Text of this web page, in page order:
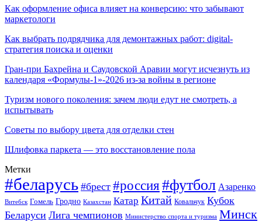
Как оформление офиса влияет на конверсию: что забывают
маркетологи
Как выбрать подрядчика для демонтажных работ: digital-
стратегия поиска и оценки
Гран-при Бахрейна и Саудовской Аравии могут исчезнуть из
календаря «Формулы-1»-2026 из-за войны в регионе
Туризм нового поколения: зачем люди едут не смотреть, а
испытывать
Советы по выбору цвета для отделки стен
Шлифовка паркета — это восстановление пола
Метки
#беларусь #брест #россия#футбол Азаренко
Витебск Гомель Гродно Казахстан Катар Китай Ковальчук Кубок
Беларуси Лига чемпионов Министерство спорта и туризма Минск